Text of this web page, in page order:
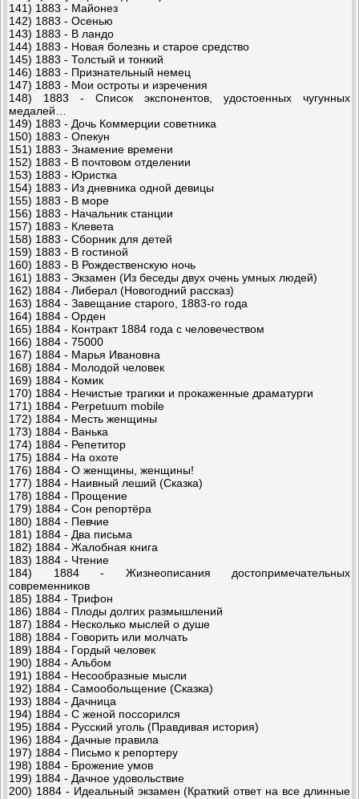
141) 1883 - Майонез
142) 1883 - Осенью
143) 1883 - В ландо
144) 1883 - Новая болезнь и старое средство
145) 1883 - Толстый и тонкий
146) 1883 - Признательный немец
147) 1883 - Мои остроты и изречения
148) 1883 - Список экспонентов, удостоенных чугунных
медалей…
149) 1883 - Дочь Коммерции советника
150) 1883 - Опекун
151) 1883 - Знамение времени
152) 1883 - В почтовом отделении
153) 1883 - Юристка
154) 1883 - Из дневника одной девицы
155) 1883 - В море
156) 1883 - Начальник станции
157) 1883 - Клевета
158) 1883 - Сборник для детей
159) 1883 - В гостиной
160) 1883 - В Рождественскую ночь
161) 1883 - Экзамен (Из беседы двух очень умных людей)
162) 1884 - Либерал (Новогодний рассказ)
163) 1884 - Завещание старого, 1883-го года
164) 1884 - Орден
165) 1884 - Контракт 1884 года с человечеством
166) 1884 - 75000
167) 1884 - Марья Ивановна
168) 1884 - Молодой человек
169) 1884 - Комик
170) 1884 - Нечистые трагики и прокаженные драматурги
171) 1884 - Perpetuum mobile
172) 1884 - Месть женщины
173) 1884 - Ванька
174) 1884 - Репетитор
175) 1884 - На охоте
176) 1884 - О женщины, женщины!
177) 1884 - Наивный леший (Сказка)
178) 1884 - Прощение
179) 1884 - Сон репортёра
180) 1884 - Певчие
181) 1884 - Два письма
182) 1884 - Жалобная книга
183) 1884 - Чтение
184) 1884 - Жизнеописания достопримечательных
современников
185) 1884 - Трифон
186) 1884 - Плоды долгих размышлений
187) 1884 - Несколько мыслей о душе
188) 1884 - Говорить или молчать
189) 1884 - Гордый человек
190) 1884 - Альбом
191) 1884 - Несообразные мысли
192) 1884 - Самообольщение (Сказка)
193) 1884 - Дачница
194) 1884 - С женой поссорился
195) 1884 - Русский уголь (Правдивая история)
196) 1884 - Дачные правила
197) 1884 - Письмо к репортеру
198) 1884 - Брожение умов
199) 1884 - Дачное удовольствие
200) 1884 - Идеальный экзамен (Краткий ответ на все длинные